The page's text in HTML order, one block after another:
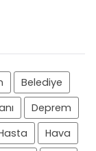
Belediye
Deprem
Hava